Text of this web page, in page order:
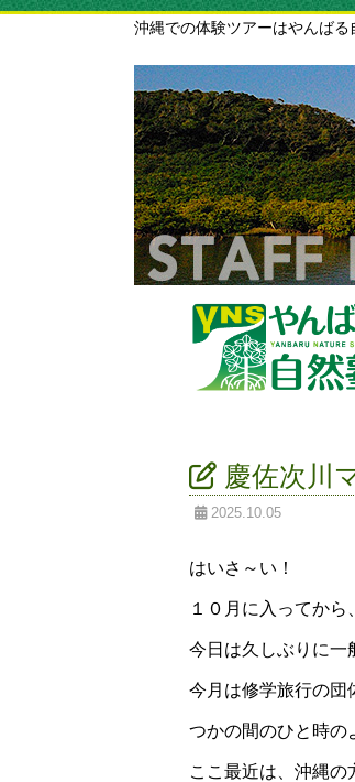
沖縄での体験ツアーはやんば
慶佐次川
2025.10.05
はいさ～い！
１０月に入ってか
今日は久しぶりに一
今月は修学旅行の団
つかの間のひと時の
ここ最近は、沖縄